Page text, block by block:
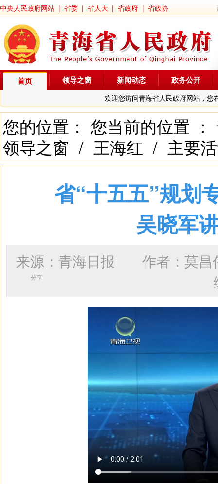
中央人民政府网站 | 省委 | 省人大 | 省政府 | 省政协
首页
欢迎您访问青海省人民政府网站，您
领导之窗 新闻动态 政务公开
您的位置： 您当前的位置 ：
领导之窗 / 王海红 / 主要
省“十五五”规划
吴晓军
来源：青海日报 作者：莫
分享